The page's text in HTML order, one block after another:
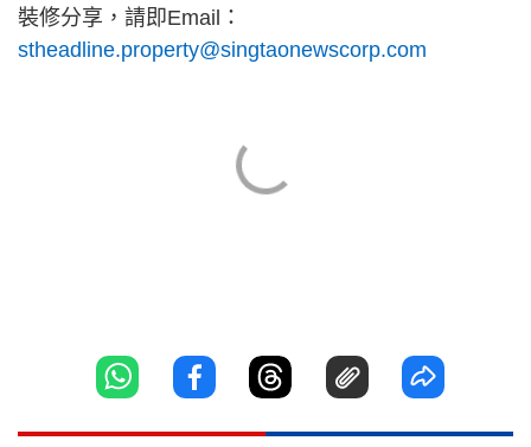
裝修分享，請即Email：
stheadline.property@singtaonewscorp.com